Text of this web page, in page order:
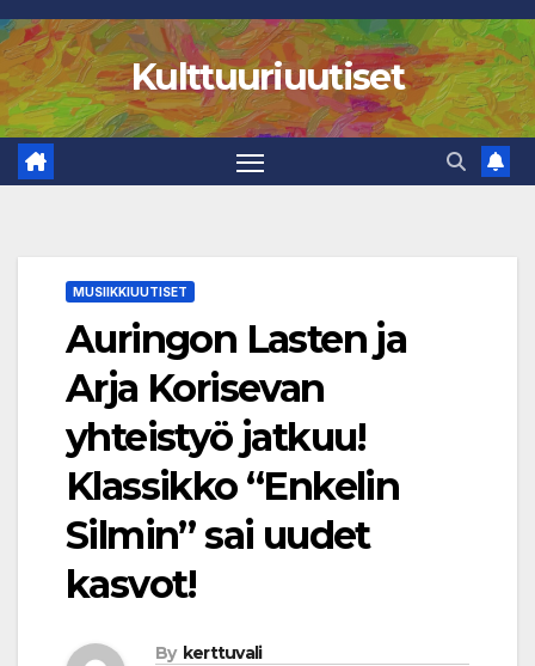
Skip
to
content
Kulttuuriuutiset
MUSIIKKIUUTISET
Auringon Lasten ja
Arja Korisevan
yhteistyö jatkuu!
Klassikko “Enkelin
Silmin” sai uudet
kasvot!
By kerttuvali